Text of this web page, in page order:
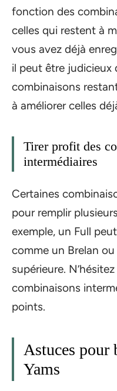
fonction des
celles qui restent à
vous avez déjà
il peut être judicieux
combinaisons
à améliorer celles
Tirer profit des
intermédiaires
Certaines
pour remplir
exemple, un Full
comme un Brelan
supérieure.
combinaisons
points.
Astuces pour
Yams